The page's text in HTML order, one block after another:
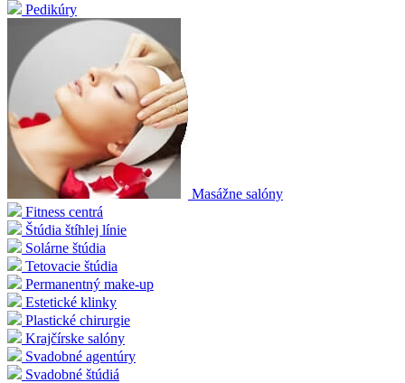
Pedikúry
Masážne salóny
Fitness centrá
Štúdia štíhlej línie
Solárne štúdia
Tetovacie štúdia
Permanentný make-up
Estetické klinky
Plastické chirurgie
Krajčírske salóny
Svadobné agentúry
Svadobné štúdiá